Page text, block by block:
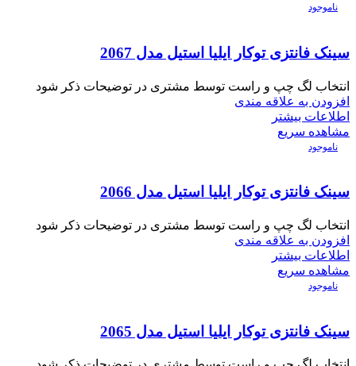
ناموجود
سینک فانتزی توکار ایلیا استیل مدل 2067
انتخاب لگ چپ و راست توسط مشتری در توضیحات ذکر شود
افزودن به علاقه مندی
اطلاعات بیشتر
مشاهده سریع
ناموجود
سینک فانتزی توکار ایلیا استیل مدل 2066
انتخاب لگ چپ و راست توسط مشتری در توضیحات ذکر شود
افزودن به علاقه مندی
اطلاعات بیشتر
مشاهده سریع
ناموجود
سینک فانتزی توکار ایلیا استیل مدل 2065